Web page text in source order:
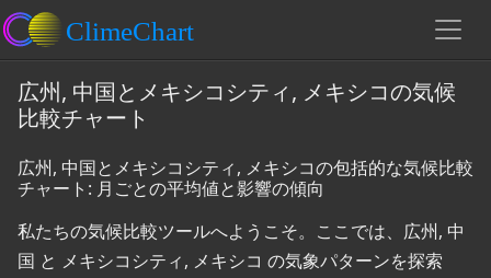
広州, 中国とメキシコシティ, メキシコの気候
比較チャート
広州, 中国とメキシコシティ, メキシコの包括的な気候比較
チャート: 月ごとの平均値と影響の傾向
私たちの気候比較ツールへようこそ。ここでは、広州, 中
国 と メキシコシティ, メキシコ の気象パターンを探索